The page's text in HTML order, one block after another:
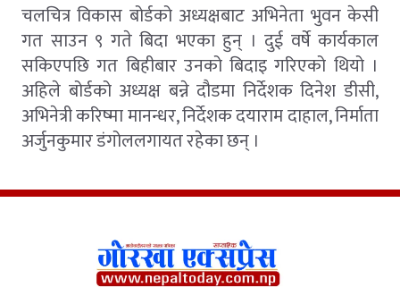
चलचित्र विकास बोर्डको अध्यक्षबाट अभिनेता भुवन केसी
गत साउन ९ गते बिदा भएका हुन् । दुई वर्षे कार्यकाल
सकिएपछि गत बिहीबार उनको बिदाइ गरिएको थियो ।
अहिले बोर्डको अध्यक्ष बन्ने दौडमा निर्देशक दिनेश डीसी,
अभिनेत्री करिष्मा मानन्धर, निर्देशक दयाराम दाहाल, निर्माता
अर्जुनकुमार डंगोललगायत रहेका छन् ।